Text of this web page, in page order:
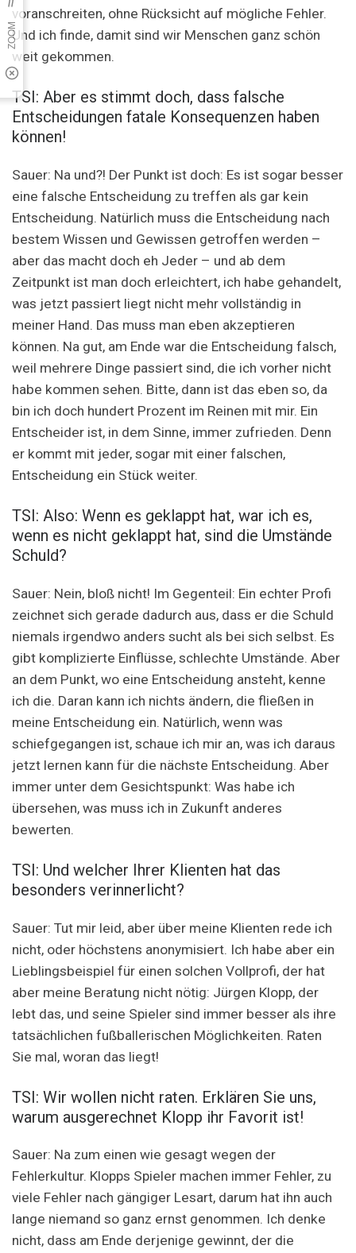
voranschreiten, ohne Rücksicht auf mögliche Fehler.
Und ich finde, damit sind wir Menschen ganz schön
weit gekommen.
TSI: Aber es stimmt doch, dass falsche
Entscheidungen fatale Konsequenzen haben
können!
Sauer: Na und?! Der Punkt ist doch: Es ist sogar besser
eine falsche Entscheidung zu treffen als gar kein
Entscheidung. Natürlich muss die Entscheidung nach
bestem Wissen und Gewissen getroffen werden –
aber das macht doch eh Jeder – und ab dem
Zeitpunkt ist man doch erleichtert, ich habe gehandelt,
was jetzt passiert liegt nicht mehr vollständig in
meiner Hand. Das muss man eben akzeptieren
können. Na gut, am Ende war die Entscheidung falsch,
weil mehrere Dinge passiert sind, die ich vorher nicht
habe kommen sehen. Bitte, dann ist das eben so, da
bin ich doch hundert Prozent im Reinen mit mir. Ein
Entscheider ist, in dem Sinne, immer zufrieden. Denn
er kommt mit jeder, sogar mit einer falschen,
Entscheidung ein Stück weiter.
TSI: Also: Wenn es geklappt hat, war ich es,
wenn es nicht geklappt hat, sind die Umstände
Schuld?
Sauer: Nein, bloß nicht! Im Gegenteil: Ein echter Profi
zeichnet sich gerade dadurch aus, dass er die Schuld
niemals irgendwo anders sucht als bei sich selbst. Es
gibt komplizierte Einflüsse, schlechte Umstände. Aber
an dem Punkt, wo eine Entscheidung ansteht, kenne
ich die. Daran kann ich nichts ändern, die fließen in
meine Entscheidung ein. Natürlich, wenn was
schiefgegangen ist, schaue ich mir an, was ich daraus
jetzt lernen kann für die nächste Entscheidung. Aber
immer unter dem Gesichtspunkt: Was habe ich
übersehen, was muss ich in Zukunft anderes
bewerten.
TSI: Und welcher Ihrer Klienten hat das
besonders verinnerlicht?
Sauer: Tut mir leid, aber über meine Klienten rede ich
nicht, oder höchstens anonymisiert. Ich habe aber ein
Lieblingsbeispiel für einen solchen Vollprofi, der hat
aber meine Beratung nicht nötig: Jürgen Klopp, der
lebt das, und seine Spieler sind immer besser als ihre
tatsächlichen fußballerischen Möglichkeiten. Raten
Sie mal, woran das liegt!
TSI: Wir wollen nicht raten. Erklären Sie uns,
warum ausgerechnet Klopp ihr Favorit ist!
Sauer: Na zum einen wie gesagt wegen der
Fehlerkultur. Klopps Spieler machen immer Fehler, zu
viele Fehler nach gängiger Lesart, darum hat ihn auch
lange niemand so ganz ernst genommen. Ich denke
nicht, dass am Ende derjenige gewinnt, der die